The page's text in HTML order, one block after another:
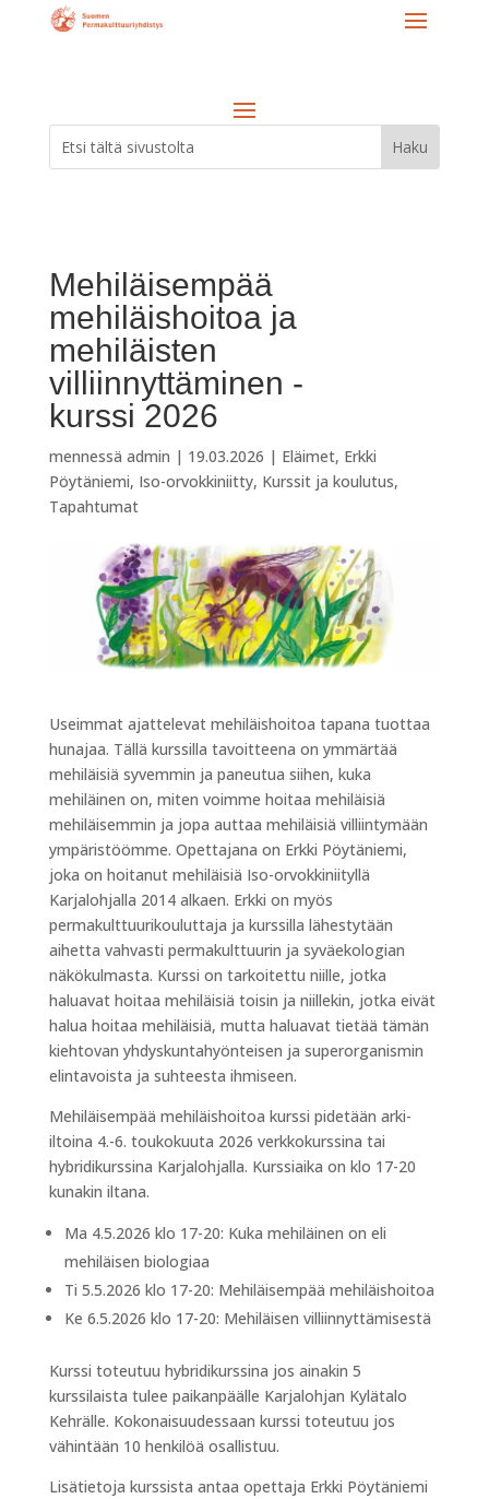
Mehiläisempää
mehiläishoitoa ja
mehiläisten
villiinnyttäminen -
kurssi 2026
mennessä admin | 19.03.2026 | Eläimet, Erkki
Pöytäniemi, Iso-orvokkiniitty, Kurssit ja koulutus,
Tapahtumat
Useimmat ajattelevat mehiläishoitoa tapana tuottaa
hunajaa. Tällä kurssilla tavoitteena on ymmärtää
mehiläisiä syvemmin ja paneutua siihen, kuka
mehiläinen on, miten voimme hoitaa mehiläisiä
mehiläisemmin ja jopa auttaa mehiläisiä villiintymään
ympäristöömme. Opettajana on Erkki Pöytäniemi,
joka on hoitanut mehiläisiä Iso-orvokkiniityllä
Karjalohjalla 2014 alkaen. Erkki on myös
permakulttuurikouluttaja ja kurssilla lähestytään
aihetta vahvasti permakulttuurin ja syväekologian
näkökulmasta. Kurssi on tarkoitettu niille, jotka
haluavat hoitaa mehiläisiä toisin ja niillekin, jotka eivät
halua hoitaa mehiläisiä, mutta haluavat tietää tämän
kiehtovan yhdyskuntahyönteisen ja superorganismin
elintavoista ja suhteesta ihmiseen.
Mehiläisempää mehiläishoitoa kurssi pidetään arki-
iltoina 4.-6. toukokuuta 2026 verkkokurssina tai
hybridikurssina Karjalohjalla. Kurssiaika on klo 17-20
kunakin iltana.
Ma 4.5.2026 klo 17-20: Kuka mehiläinen on eli
mehiläisen biologiaa
Ti 5.5.2026 klo 17-20: Mehiläisempää mehiläishoitoa
Ke 6.5.2026 klo 17-20: Mehiläisen villiinnyttämisestä
Kurssi toteutuu hybridikurssina jos ainakin 5
kurssilaista tulee paikanpäälle Karjalohjan Kylätalo
Kehrälle. Kokonaisuudessaan kurssi toteutuu jos
vähintään 10 henkilöä osallistuu.
Lisätietoja kurssista antaa opettaja Erkki Pöytäniemi